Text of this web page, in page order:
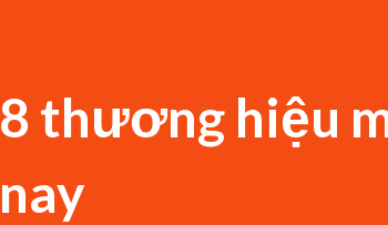
8 thương hiệu
nay